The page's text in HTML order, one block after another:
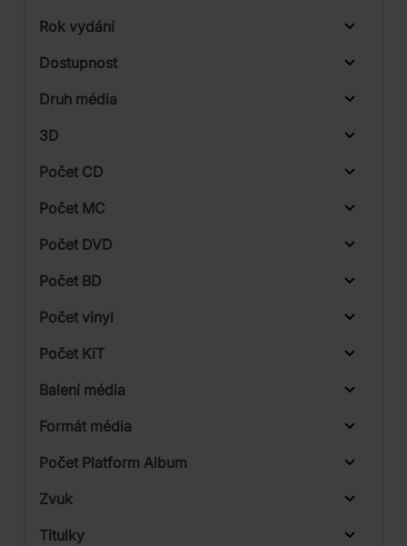
Rok vydání
Od
Dostupnost
Druh média
3D
Počet CD
Počet MC
Počet DVD
Počet BD
Počet vinyl
Počet KiT
Balení média
Formát média
Počet Platform Album
Zvuk
Titulky